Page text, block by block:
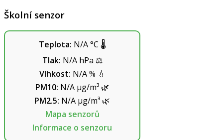
Školní senzor
Teplota: N/A°C 🌡️
Tlak: N/AhPa ⚖️
Vlhkost: N/A% 💧
PM10: N/A µg/m³ 🌿
PM2.5: N/A µg/m³ 🌿
Mapa senzorů
Informace o senzoru